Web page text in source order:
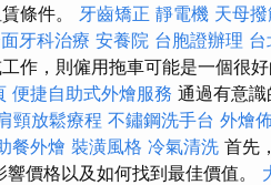
條件。 牙齒矯正 靜電機 天母
牙科治療 安養院 台胞證辦理 台
作，則僱用拖車可能是一個很好
便捷自助式外燴服務 通過有意
頸放鬆療程 不鏽鋼洗手台 外燴
餐外燴 裝潢風格 冷氣清洗 首先
價格以及如何找到最佳價值。